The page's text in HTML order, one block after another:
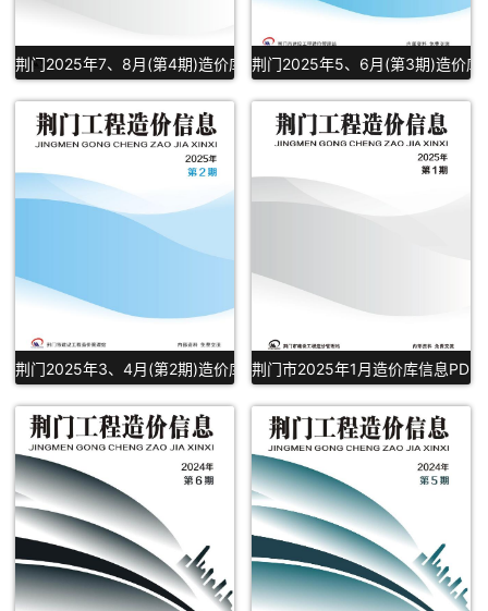
荆门2025年7、8月(第4期)造价库信息PDF下载荆门2025年5、6月(第3期)造价库
荆门2025年3、4月(第2期)造价库信息PDF扫描件下载
荆门市2025年1月造价库信息PDF